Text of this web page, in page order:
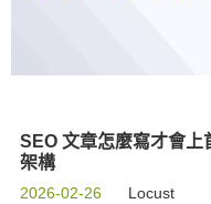
SEO 文章怎麼寫才會
架構
2026-02-26 Locust